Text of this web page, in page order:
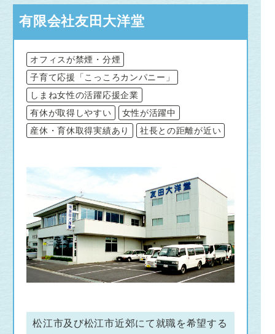
有限会社友田大洋堂
オフィスが禁煙・分煙
子育て応援「こっころカンパニー」
しまね女性の活躍応援企業
有休が取得しやすい
女性が活躍中
産休・育休取得実績あり
社長との距離が近い
松江市及び松江市近郊にて就職を希望する